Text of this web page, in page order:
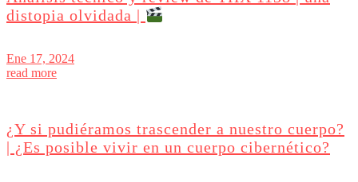
distopia olvidada |
Ene 17, 2024
read more
¿Y si pudiéramos trascender a nuestro cuerpo?
| ¿Es posible vivir en un cuerpo cibernético?